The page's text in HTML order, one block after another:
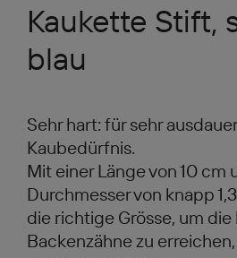
Kaukette Stift,
blau
Sehr hart: für sehr
Kaubedürfnis.
Mit einer Länge von 10 cm
Durchmesser von knapp
die richtige Grösse, um
Backenzähne zu